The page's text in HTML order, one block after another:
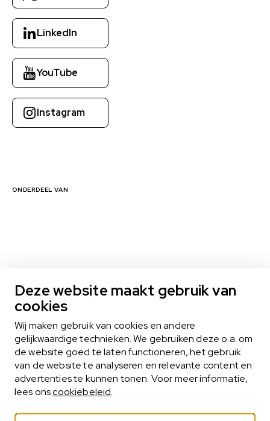
Deze website maakt gebruik van
cookies
Wij maken gebruik van cookies en andere
gelijkwaardige technieken. We gebruiken deze o.a. om
de website goed te laten functioneren, het gebruik
van de website te analyseren en relevante content en
advertenties te kunnen tonen. Voor meer informatie,
lees onscookiebeleid.
LinkedIn
YouTube
Instagram
ONDERDEEL VAN
Bekijk alle domeinen
MIDLANCEN
Het midlance-model biedt het beste van twee werelden